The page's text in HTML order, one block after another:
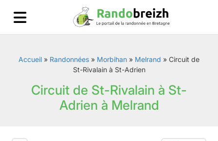
Accueil » Randonnées » Morbihan » Melrand » Circuit de
St-Rivalain à St-Adrien
Circuit de St-Rivalain à St-
Adrien à Melrand